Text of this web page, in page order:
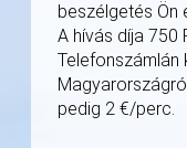
beszélgetés Ön
A hívás díja
Telefonszámlán
pedig 2 €/perc.